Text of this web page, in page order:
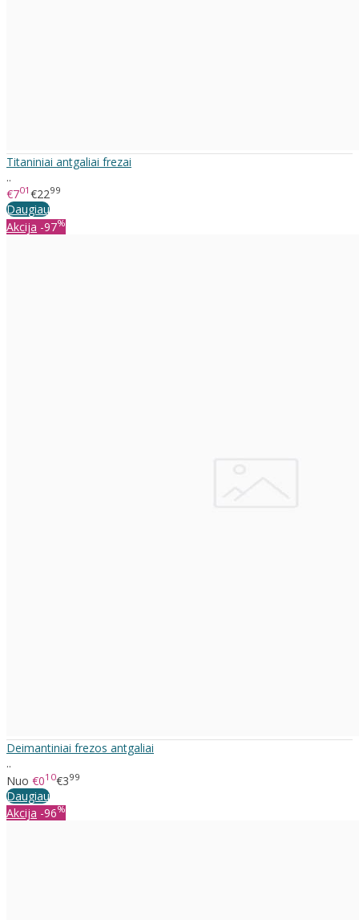
Titaniniai antgaliai frezai
..
€701 €2299
Daugiau
Akcija -97%
Deimantiniai frezos antgaliai
..
Nuo €010€399
Daugiau
Akcija -96%